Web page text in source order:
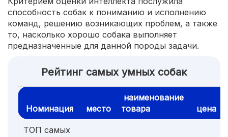
способность собак к пониманию и исполнению
команд, решению возникающих проблем, а также
то, насколько хорошо собака выполняет
предназначенные для данной породы задачи.
Рейтинг самых умных собак
Номинация место
наименование
товара
цена
ТОП самых